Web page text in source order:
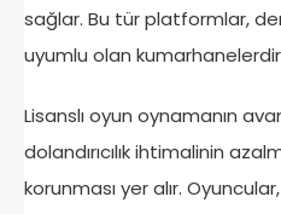
sağlar. Bu tür platformlar,
uyumlu olan
Lisanslı oyun oynamanın
dolandırıcılık ihtimalinin
korunması yer alır.